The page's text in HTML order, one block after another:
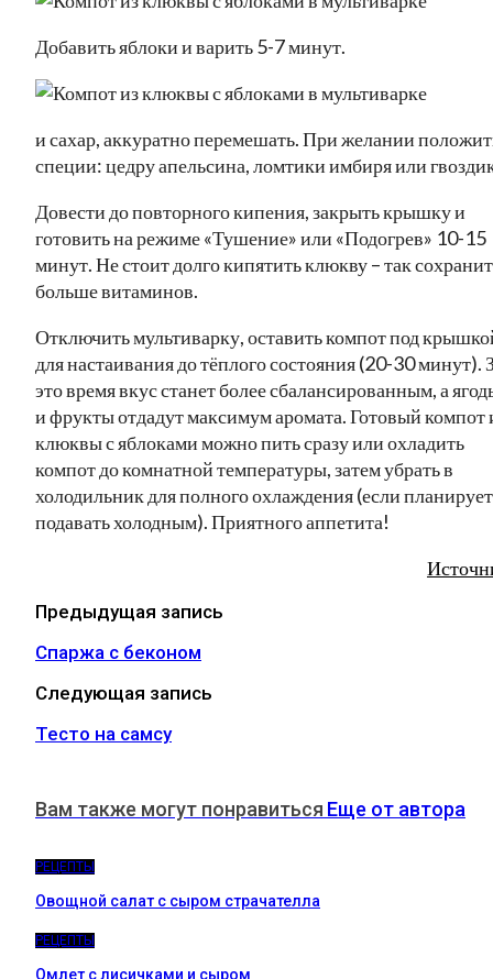
Добавить яблоки и варить 5-7 минут.
и сахар, аккуратно перемешать. При желании
специи: цедру апельсина, ломтики имбиря или
Довести до повторного кипения, закрыть крышку и
готовить на режиме «Тушение» или «Подогрев» 10-15
минут. Не стоит долго кипятить клюкву – так
больше витаминов.
Отключить мультиварку, оставить компот под
для настаивания до тёплого состояния (20-30 минут).
это время вкус станет более сбалансированным, а
и фрукты отдадут максимум аромата. Готовый компот
клюквы с яблоками можно пить сразу или охладить
компот до комнатной температуры, затем убрать в
холодильник для полного охлаждения (если
подавать холодным). Приятного аппетита!
Предыдущая запись
Спаржа с беконом
Следующая запись
Тесто на самсу
Вам также могут понравиться Еще от автора
РЕЦЕПТЫ
Овощной салат с сыром страчателла
РЕЦЕПТЫ
Омлет с лисичками и сыром